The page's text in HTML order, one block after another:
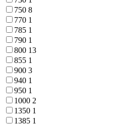
750 8
770 1
785 1
790 1
800 13
855 1
900 3
940 1
950 1
1000 2
1350 1
1385 1